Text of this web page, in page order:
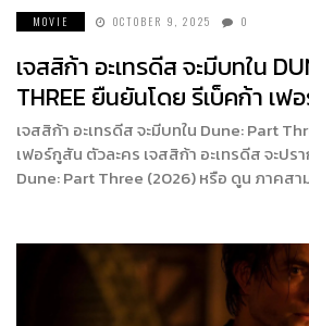
MOVIE OCTOBER 9, 2025 0
เจสสิก้า อะเทรดีส จะมีบทใน
THREE ยืนยันโดย รีเบ็คก้า เฟ
เจสสิก้า อะเทรดีส จะมีบทใน Dune: Part
เฟอร์กูสัน ตัวละคร เจสสิก้า อะเทรดีส จะป
Dune: Part Three (2026) หรือ ดูน ภาคสา